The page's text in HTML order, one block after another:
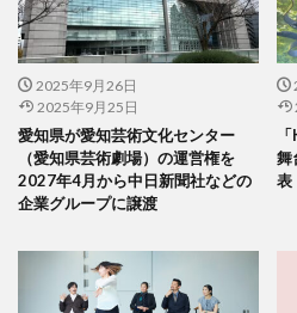
2025年9月26日
2025年9月25日
愛知県が愛知芸術文化センター
（愛知県芸術劇場）の運営権を
2027年4月から中日新聞社などの
企業グループに譲渡
舞
表